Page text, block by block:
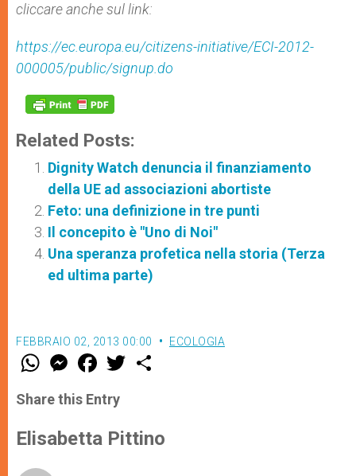
cliccare anche sul link:
https://ec.europa.eu/citizens-initiative/ECI-2012-
000005/public/signup.do
Related Posts:
Dignity Watch denuncia il finanziamento
della UE ad associazioni abortiste
Feto: una definizione in tre punti
Il concepito è "Uno di Noi"
Una speranza profetica nella storia (Terza
ed ultima parte)
FEBBRAIO 02, 2013 00:00 ECOLOGIA
W
t
s
p
p
M
e
s
e
g
e
F
a
e
b
o
k
w
r
Share this Entry
Elisabetta Pittino